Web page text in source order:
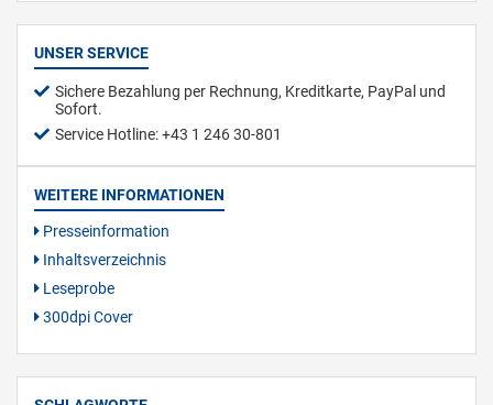
UNSER SERVICE
Sichere Bezahlung per Rechnung, Kreditkarte, PayPal und
Sofort.
Service Hotline: +43 1 246 30-801
WEITERE INFORMATIONEN
Presseinformation
Inhaltsverzeichnis
Leseprobe
300dpi Cover